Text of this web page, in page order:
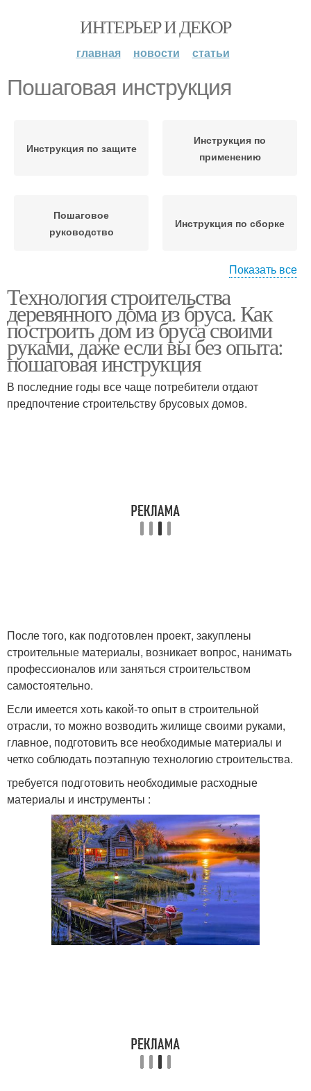
ИНТЕРЬЕР И ДЕКОР
главная новости статьи
Пошаговая инструкция
Инструкция по защите
Инструкция по
применению
Пошаговое
руководство
Инструкция по сборке
изготовлению
Показать все
Технология строительства
деревянного дома из бруса. Как
построить дом из бруса своими
руками, даже если вы без опыта:
пошаговая инструкция
В последние годы все чаще потребители отдают
предпочтение строительству брусовых домов.
После того, как подготовлен проект, закуплены
строительные материалы, возникает вопрос, нанимать
профессионалов или заняться строительством
самостоятельно.
Если имеется хоть какой-то опыт в строительной
отрасли, то можно возводить жилище своими руками,
главное, подготовить все необходимые материалы и
четко соблюдать поэтапную технологию строительства.
требуется подготовить необходимые расходные
материалы и инструменты :